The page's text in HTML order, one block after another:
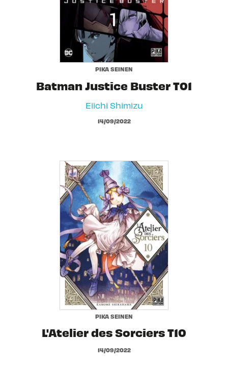
PIKA SEINEN
Batman Justice Buster T01
Eiichi Shimizu
14/09/2022
PIKA SEINEN
L'Atelier des Sorciers T10
14/09/2022